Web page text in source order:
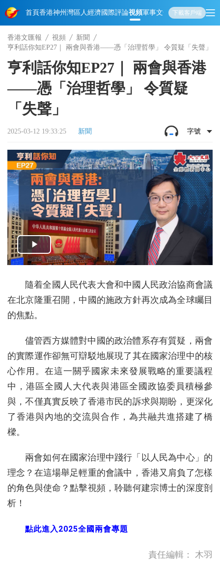
首頁香港神州 灣區人經濟國際評論視頻軍事文化 娛樂生活教育體
下載客戶端
香港文匯報 視頻
新聞
亨利話你知EP27｜ 兩會與香港——憑「治理哲學」 令質疑「失聲」
亨利話你知EP27｜ 兩會與香港
——憑「治理哲學」 令質疑
「失聲」
2025-03-12 19:33:25 新聞 字號
隨着全國人民代表大會和中國人民政治協商會議
在北京隆重召開，中國的施政方針再次成為全球矚目
的焦點。
儘管西方媒體對中國的政治體系存有質疑，兩會
的實際運作卻無可辯駁地展現了其在國家治理中的核
心作用。在這一關乎國家未來發展戰略的重要議程
中，港區全國人大代表與港區全國政協委員積極參
與，不僅真實反映了香港市民的訴求與期盼，更深化
了香港與內地的交流與合作，為共融共進搭建了橋
樑。
兩會如何在國家治理中踐行「以人民為中心」的
理念？在這場舉足輕重的會議中，香港又肩負了怎樣
的角色與使命？點擊視頻，聆聽何建宗博士的深度剖
析！
點此進入2025全國兩會專題
責任編輯： 木羽